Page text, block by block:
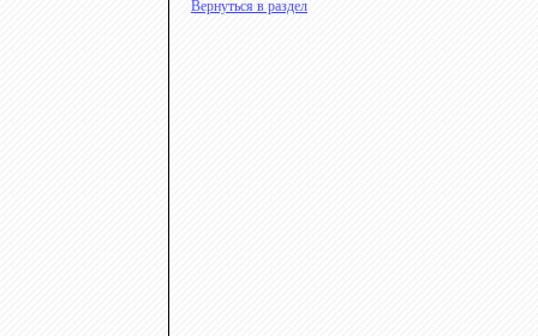
Вернуться в раздел